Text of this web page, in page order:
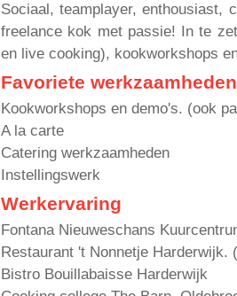
Sociaal, teamplayer, enthousiast,
freelance kok met passie! In te
en live cooking), kookworkshops
Favoriete werkzaamheden
Kookworkshops en demo's. (ook
A la carte
Catering werkzaamheden
Instellingswerk
Werkervaring
Fontana Nieuweschans
Restaurant 't Nonnetje Harderwijk.
Bistro Bouillabaisse Harderwijk